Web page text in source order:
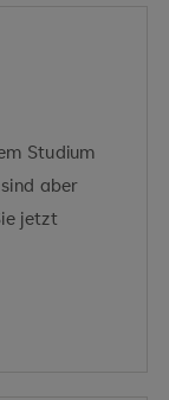
-
Studium
aber
jetzt